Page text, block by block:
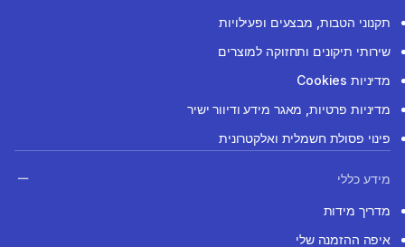
תקנוני הטבות, מבצעים ופעילויות
שירותי תיקונים ותחזוקה למוצרים
מדיניות Cookies
מדיניות פרטיות, מאגר מידע ודיוור ישיר
פינוי פסולת חשמלית ואלקטרונית
מידע כללי
מדריך מידות
איפה ההזמנה שלי